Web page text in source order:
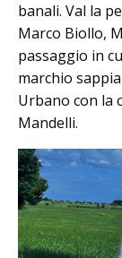
banali. Val la
Marco Biollo,
passaggio in
marchio
Urbano con la
Mandelli.